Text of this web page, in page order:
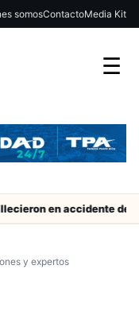
somosContactoMedia Kit
☰
en accidente de tránsito
y expertos